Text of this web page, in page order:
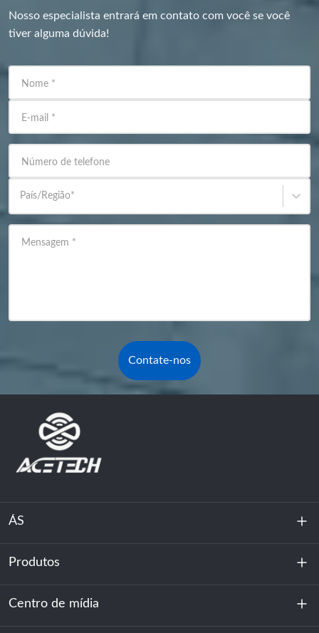
Nosso especialista entrará em contato com você se você
tiver alguma dúvida!
Nome *
E-mail *
Número de telefone
País/Região*
Mensagem *
Contate-nos
ÁS
Sobre nós
Sustentabilidade
Produtos
Armazenamento de energia
Centro de mídia